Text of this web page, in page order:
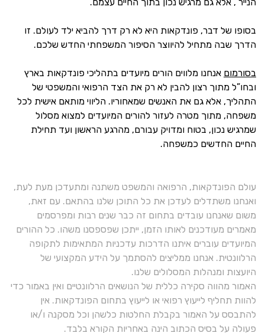
בסופו של דבר, פונדקאות היא לא רק דרך להביא ילד לעולם. זו
הדרך שבה מתחיל להיווצר הסיפור המשפחתי החדש שלכם.
בסורמום אנחנו מלווים הורים מיועדים בתהליכי פונדקאות בארץ
ובחו”ל מתוך רצון להבין לא רק את הצד הרפואי והמשפטי של
התהליך, אלא גם את האנשים שמאחוריו. הליווי מותאם אישית לכל
משפחה, מתוך מטרה לעזור להורים המיועדים למצוא מסלול
שמרגיש נכון, בטוח ומדויק עבורם, מהרגע הראשון ועד תחילת
החיים החדשים כמשפחה.
עולם הפונדקאות, הרפואה והמשפט משתנה ומתעדכן מעת לעת,
ואנחנו משתדלים לעדכן את כל התוכן שלנו בהתאם. עם זאת,
משום שאנחנו עובדים בתחום זה כבר שנים רבות ומפרסמים
מאמרים מעודכנים לאותו הזמן, ייתכן שפספסנו משהו. כל ההורים
המיועדים עוברים איתנו הדרכות עדכניות המתאימות לתקופה
הרלוונטית. אנחנו ממליצים להסתמך על הידע המקצועי של
היועצות ומנהלות המסלולים שלנו.
האמור מהווה סקירה כללית של הנושאים הרלוונטיים ואין באמור כדי
להוות תחליף לייעוץ רפואי או לייעוץ בתחום הפונדקאות. אין
להתבסס על האמור בקבלת החלטות כלשהן וכל מסקנה ו/או
פעולה על בסיס הכתוב הינה באחריות הקורא בלבד.